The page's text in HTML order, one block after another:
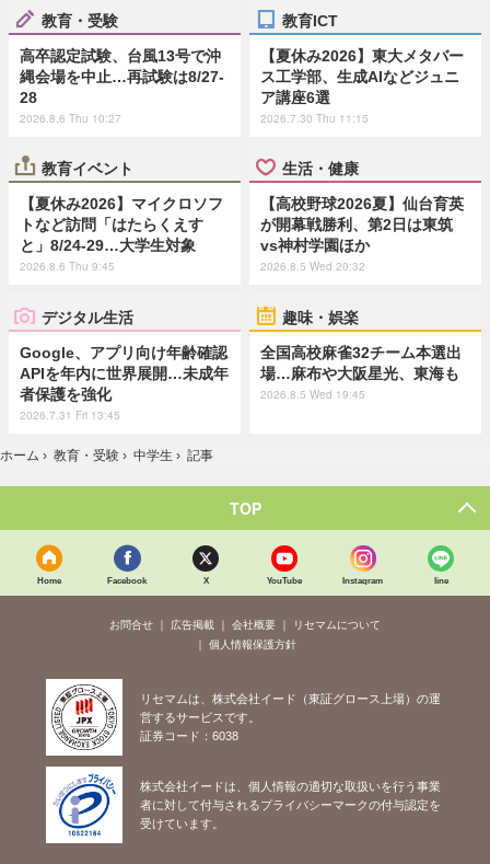
教育・受験
高卒認定試験、台風13号で沖
縄会場を中止…再試験は8/27-
28
2026.8.6 Thu 10:27
教育ICT
【夏休み2026】東大メタバー
ス工学部、生成AIなどジュニ
ア講座6選
2026.7.30 Thu 11:15
教育イベント
【夏休み2026】マイクロソフ
トなど訪問「はたらくえす
と」8/24-29…大学生対象
2026.8.6 Thu 9:45
生活・健康
【高校野球2026夏】仙台育英
が開幕戦勝利、第2日は東筑
vs神村学園ほか
2026.8.5 Wed 20:32
デジタル生活
Google、アプリ向け年齢確認
APIを年内に世界展開…未成年
者保護を強化
2026.7.31 Fri 13:45
趣味・娯楽
全国高校麻雀32チーム本選出
場…麻布や大阪星光、東海も
2026.8.5 Wed 19:45
ホーム › 教育・受験 › 中学生 › 記事
TOP
Home Facebook X YouTube Instagram line
お問合せ 広告掲載 会社概要
リセマムについて
個人情報保護方針
リセマムは、株式会社イード（東証グロース上場）の運
営するサービスです。
証券コード：6038
株式会社イードは、個人情報の適切な取扱いを行う事業
者に対して付与されるプライバシーマークの付与認定を
受けています。